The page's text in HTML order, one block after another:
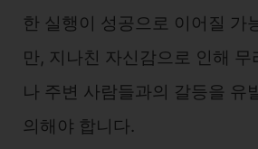
한 실행이 성공으로 이어질 가
만, 지나친 자신감으로 인해 무
나 주변 사람들과의 갈등을 유
의해야 합니다.